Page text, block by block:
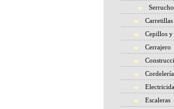
Carretillas
Cepillos y
Cerrajero
Escaleras